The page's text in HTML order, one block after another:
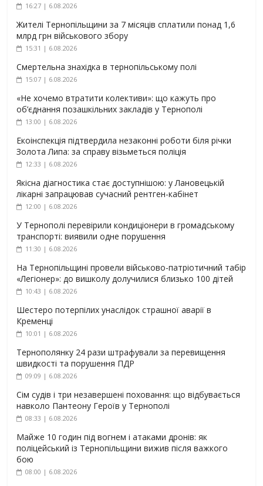
16:27 | 6.08.2026
Жителі Тернопільщини за 7 місяців сплатили понад 1,6
млрд грн військового збору
15:31 | 6.08.2026
Смертельна знахідка в тернопільському полі
15:07 | 6.08.2026
«Не хочемо втратити колективи»: що кажуть про
об’єднання позашкільних закладів у Тернополі
13:00 | 6.08.2026
Екоінспекція підтвердила незаконні роботи біля річки
Золота Липа: за справу візьметься поліція
12:33 | 6.08.2026
Якісна діагностика стає доступнішою: у Лановецькій
лікарні запрацював сучасний рентген-кабінет
12:00 | 6.08.2026
У Тернополі перевірили кондиціонери в громадському
транспорті: виявили одне порушення
11:30 | 6.08.2026
На Тернопільщині провели військово-патріотичний табір
«Легіонер»: до вишколу долучилися близько 100 дітей
10:43 | 6.08.2026
Шестеро потерпілих унаслідок страшної аварії в
Кременці
10:01 | 6.08.2026
Тернополянку 24 рази штрафували за перевищення
швидкості та порушення ПДР
09:09 | 6.08.2026
Сім судів і три незавершені поховання: що відбувається
навколо Пантеону Героїв у Тернополі
08:33 | 6.08.2026
Майже 10 годин під вогнем і атаками дронів: як
поліцейський із Тернопільщини вижив після важкого
бою
08:00 | 6.08.2026